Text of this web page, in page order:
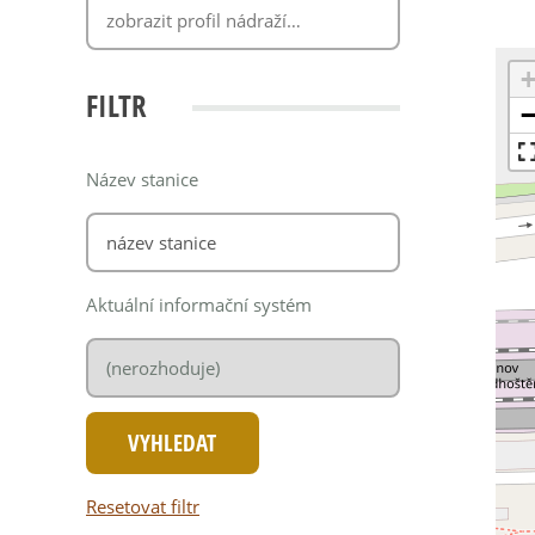
FILTR
Název stanice
Aktuální informační systém
Resetovat filtr